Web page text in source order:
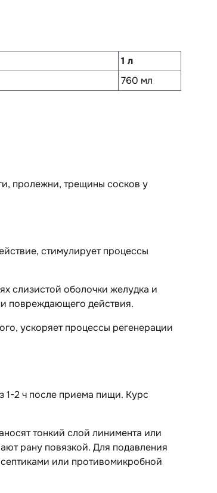
1 л
760 мл
пролежни, трещины сосков у
стимулирует процессы
слизистой оболочки желудка и
повреждающего действия.
ускоряет процессы регенерации
1-2 ч после приема пищи. Курс
тонкий слой линимента или
рану повязкой. Для подавления
или противомикробной